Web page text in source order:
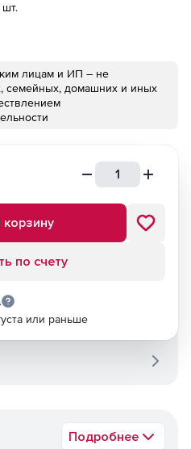
лицам и ИП – не
семейных, домашних и иных
Подробнее
по счету
или раньше